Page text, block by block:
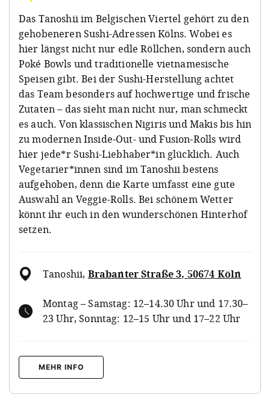
Das Tanoshii im Belgischen Viertel gehört zu den
gehobeneren Sushi-Adressen Kölns. Wobei es
hier längst nicht nur edle Röllchen, sondern auch
Poké Bowls und traditionelle vietnamesische
Speisen gibt. Bei der Sushi-Herstellung achtet
das Team besonders auf hochwertige und frische
Zutaten – das sieht man nicht nur, man schmeckt
es auch. Von klassischen Nigiris und Makis bis hin
zu modernen Inside-Out- und Fusion-Rolls wird
hier jede*r Sushi-Liebhaber*in glücklich. Auch
Vegetarier*innen sind im Tanoshii bestens
aufgehoben, denn die Karte umfasst eine gute
Auswahl an Veggie-Rolls. Bei schönem Wetter
könnt ihr euch in den wunderschönen Hinterhof
setzen.
Tanoshii, Brabanter Straße 3, 50674 Köln
Montag – Samstag: 12–14.30 Uhr und 17.30–
23 Uhr, Sonntag: 12–15 Uhr und 17–22 Uhr
MEHR INFO